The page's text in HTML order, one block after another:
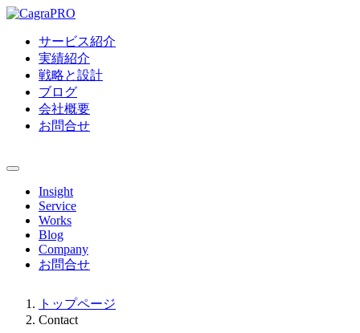
サービス紹介
実績紹介
戦略と設計
ブログ
会社概要
お問合せ
Insight
Service
Works
Blog
Company
お問合せ
トップページ
Contact